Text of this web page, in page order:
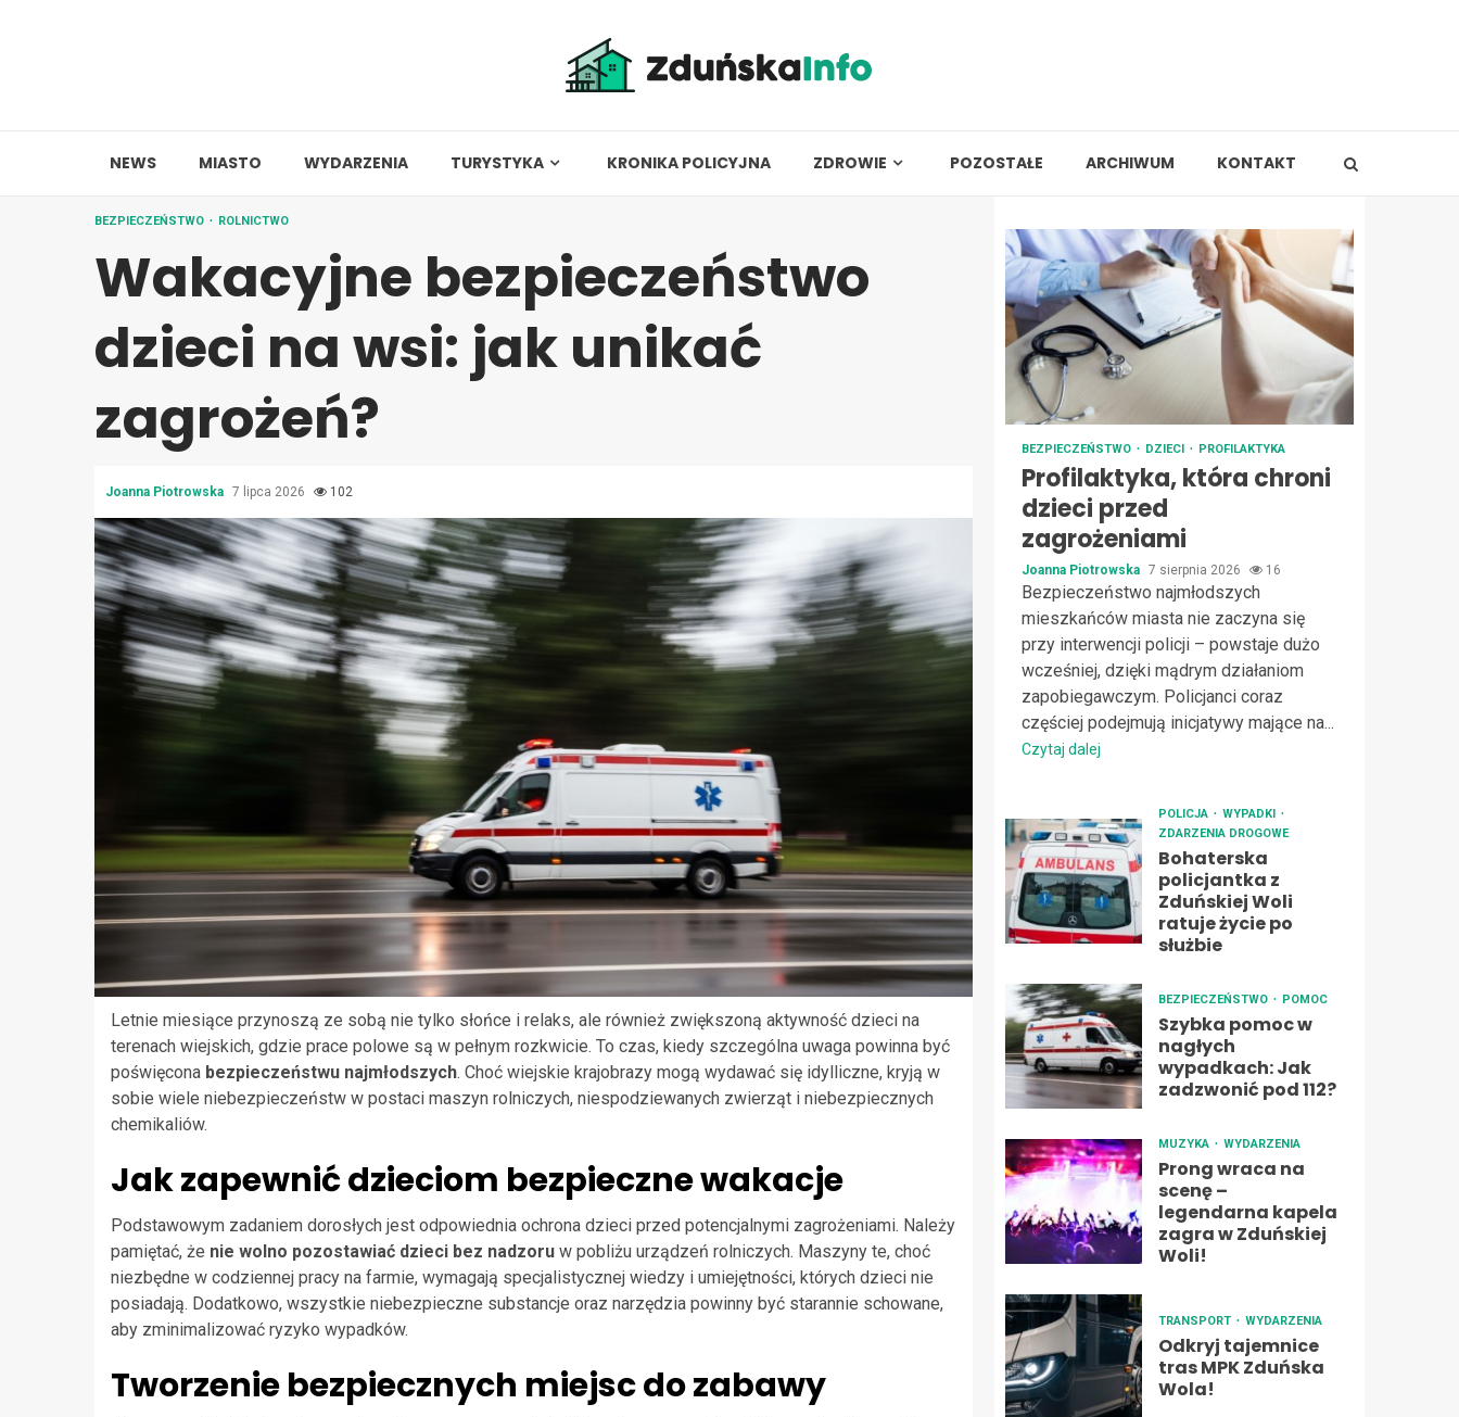
NEWS MIASTO WYDARZENIA TURYSTYKA KRONIKA POLICYJNA ZDROWIE POZOSTAŁE ARCHIWUM KONTAKT
BEZPIECZEŃSTWO ROLNICTWO
Wakacyjne bezpieczeństwo
dzieci na wsi: jak unikać
zagrożeń?
Joanna Piotrowska 7 lipca 2026 102
Letnie miesiące przynoszą ze sobą nie tylko słońce i relaks, ale również zwiększoną aktywność dzieci na
terenach wiejskich, gdzie prace polowe są w pełnym rozkwicie. To czas, kiedy szczególna uwaga powinna być
poświęcona bezpieczeństwu najmłodszych. Choć wiejskie krajobrazy mogą wydawać się idylliczne, kryją w
sobie wiele niebezpieczeństw w postaci maszyn rolniczych, niespodziewanych zwierząt i niebezpiecznych
chemikaliów.
Jak zapewnić dzieciom bezpieczne wakacje
Podstawowym zadaniem dorosłych jest odpowiednia ochrona dzieci przed potencjalnymi zagrożeniami. Należy
pamiętać, że nie wolno pozostawiać dzieci bez nadzoru w pobliżu urządzeń rolniczych. Maszyny te, choć
niezbędne w codziennej pracy na farmie, wymagają specjalistycznej wiedzy i umiejętności, których dzieci nie
posiadają. Dodatkowo, wszystkie niebezpieczne substancje oraz narzędzia powinny być starannie schowane,
aby zminimalizować ryzyko wypadków.
Tworzenie bezpiecznych miejsc do zabawy
BEZPIECZEŃSTWO DZIECI PROFILAKTYKA
Profilaktyka, która chroni
dzieci przed
zagrożeniami
Joanna Piotrowska 7 sierpnia 2026 16
Bezpieczeństwo najmłodszych
mieszkańców miasta nie zaczyna się
przy interwencji policji – powstaje dużo
wcześniej, dzięki mądrym działaniom
zapobiegawczym. Policjanci coraz
częściej podejmują inicjatywy mające na...
Czytaj dalej
POLICJA
WYPADKI
ZDARZENIA DROGOWE
Bohaterska
policjantka z
Zduńskiej Woli
ratuje życie po
służbie
BEZPIECZEŃSTWO POMOC
Szybka pomoc w
nagłych
wypadkach: Jak
zadzwonić pod 112?
MUZYKA WYDARZENIA
Prong wraca na
scenę –
legendarna kapela
zagra w Zduńskiej
Woli!
TRANSPORT WYDARZENIA
Odkryj tajemnice
tras MPK Zduńska
Wola!